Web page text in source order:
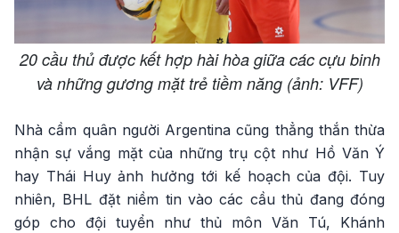
20 cầu thủ được kết hợp hài hòa giữa các cựu binh
và những gương mặt trẻ tiềm năng (ảnh: VFF)
Nhà cầm quân người Argentina cũng thẳng thắn thừa
nhận sự vắng mặt của những trụ cột như Hồ Văn Ý
hay Thái Huy ảnh hưởng tới kế hoạch của đội. Tuy
nhiên, BHL đặt niềm tin vào các cầu thủ đang đóng
góp cho đội tuyển như thủ môn Văn Tú, Khánh